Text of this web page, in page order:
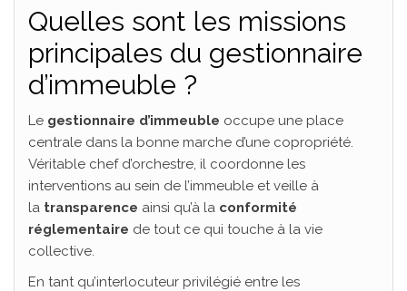
Quelles sont les missions
principales du gestionnaire
d’immeuble ?
Le gestionnaire d’immeuble occupe une place
centrale dans la bonne marche d’une copropriété.
Véritable chef d’orchestre, il coordonne les
interventions au sein de l’immeuble et veille à
la transparence ainsi qu’à la conformité
réglementaire de tout ce qui touche à la vie
collective.
En tant qu’interlocuteur privilégié entre les